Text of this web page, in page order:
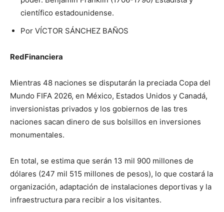
científico estadounidense.
Por VÍCTOR SÁNCHEZ BAÑOS
RedFinanciera
Mientras 48 naciones se disputarán la preciada Copa del
Mundo FIFA 2026, en México, Estados Unidos y Canadá,
inversionistas privados y los gobiernos de las tres
naciones sacan dinero de sus bolsillos en inversiones
monumentales.
En total, se estima que serán 13 mil 900 millones de
dólares (247 mil 515 millones de pesos), lo que costará la
organización, adaptación de instalaciones deportivas y la
infraestructura para recibir a los visitantes.